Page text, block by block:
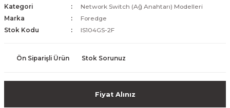
Merkezi Altyapısı
Kategori
Network Switch (Ağ Anahtarı) Modelleri
Marka
Foredge
Stok Kodu
IS104GS-2F
Ön Siparişli Ürün Stok Sorunuz
Fiyat Alınız